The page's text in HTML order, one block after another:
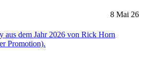
8 Mai 26